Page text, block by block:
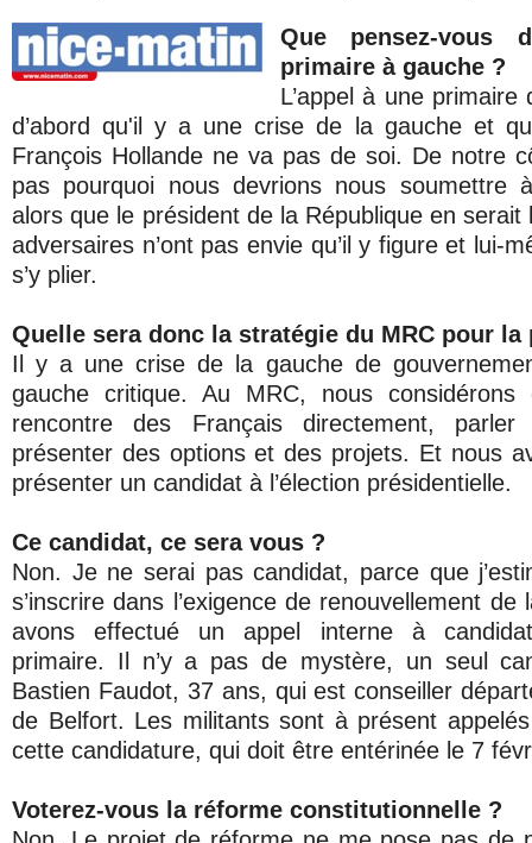
Que pensez-vous
primaire à gauche ?
L’appel à une
d’abord qu'il y a une crise de la gauche et
François Hollande ne va pas de soi. De notre
pas pourquoi nous devrions nous soumettre
alors que le président de la République en
adversaires n’ont pas envie qu’il y figure et lui-
s’y plier.
Quelle sera donc la stratégie du MRC pour
Il y a une crise de la gauche de
gauche critique. Au MRC, nous
rencontre des Français directement,
présenter des options et des projets. Et nous
présenter un candidat à l’élection présidentielle.
Ce candidat, ce sera vous ?
Non. Je ne serai pas candidat, parce que
s’inscrire dans l’exigence de renouvellement
avons effectué un appel interne à
primaire. Il n’y a pas de mystère, un seul
Bastien Faudot, 37 ans, qui est conseiller
de Belfort. Les militants sont à présent
cette candidature, qui doit être entérinée le 7
Voterez-vous la réforme constitutionnelle ?